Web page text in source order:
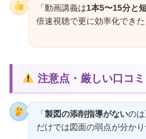
「動画講義は1本5〜15分と
倍速視聴で更に効率化できた
注意点・厳しい口コミ
「製図の添削指導がないの
だけでは図面の弱点が分かり